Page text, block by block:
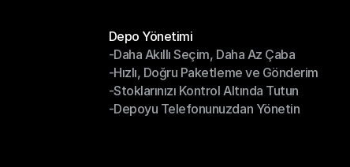
Depo Yönetimi
Depo Yönetimi
-Daha Akıllı Seçim, Daha Az Çaba
-Daha Akıllı Seçim, Daha Az Çaba
-Hızlı, Doğru Paketleme ve Gönderim
-Hızlı, Doğru Paketleme ve Gönderim
-Stoklarınızı Kontrol Altında Tutun
-Stoklarınızı Kontrol Altında Tutun
-Depoyu Telefonunuzdan Yönetin